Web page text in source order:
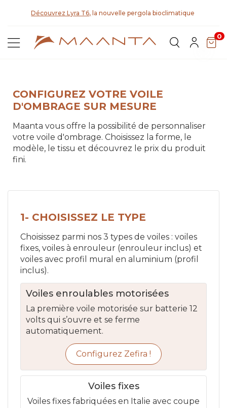
Découvrez Lyra T6, la nouvelle pergola bioclimatique
0
CONFIGUREZ VOTRE VOILE
D'OMBRAGE SUR MESURE
Maanta vous offre la possibilité de personnaliser
votre voile d'ombrage. Choisissez la forme, le
modèle, le tissu et découvrez le prix du produit
fini.
1- CHOISISSEZ LE TYPE
Choisissez parmi nos 3 types de voiles : voiles
fixes, voiles à enrouleur (enrouleur inclus) et
voiles avec profil mural en aluminium (profil
inclus).
Voiles enroulables motorisées
La première voile motorisée sur batterie 12
volts qui s’ouvre et se ferme
automatiquement.
Configurez Zefira !
Voiles fixes
Voiles fixes fabriquées en Italie avec coupe